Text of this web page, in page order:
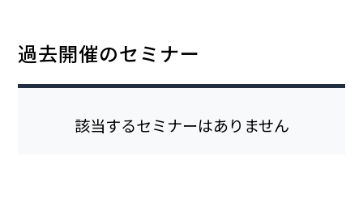
過去開催のセミナー
該当するセミナーはありません